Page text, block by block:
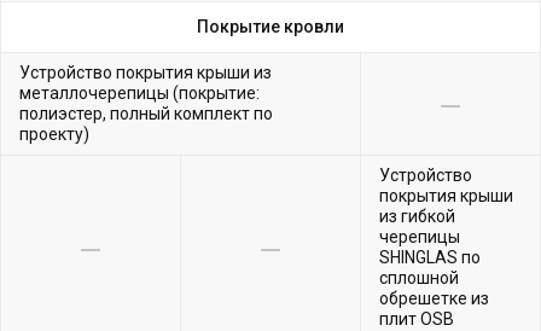
Покрытие кровли
Устройство покрытия крыши из
металлочерепицы (покрытие:
полиэстер, полный комплект по
проекту)
Устройство
покрытия крыши
из гибкой
черепицы
SHINGLAS по
сплошной
обрешетке из
плит OSB